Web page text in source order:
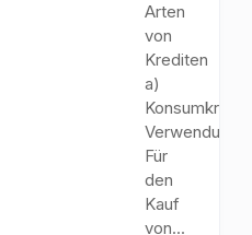
Arten
von
Krediten
a)
Für
den
Kauf
von...